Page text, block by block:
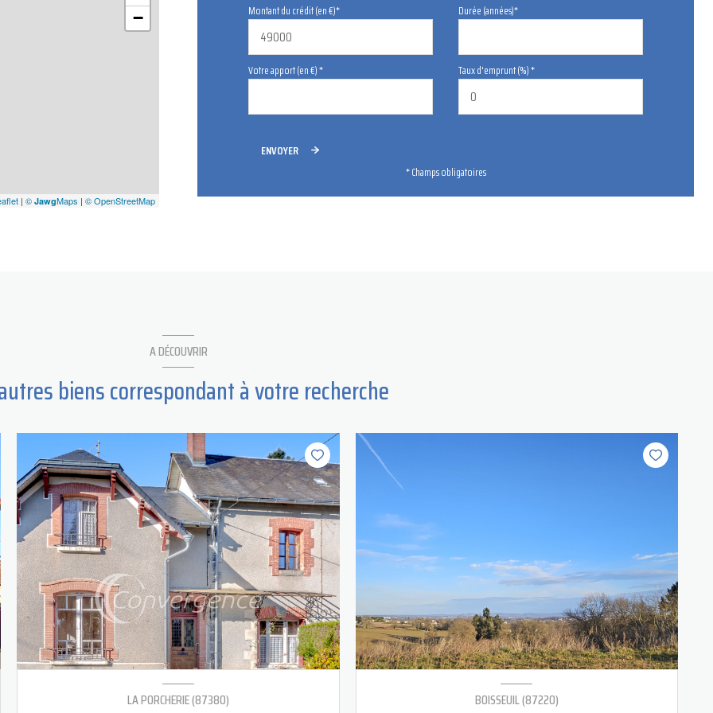
−
| © JawgMaps | © OpenStreetMap
Montant du crédit (en €)* Durée (années)*
Votre apport (en €) * Taux d'emprunt (%) *
ENVOYER
* Champs obligatoires
A DÉCOUVRIR
biens correspondant à votre recherche
LA PORCHERIE (87380) BOISSEUIL (87220)